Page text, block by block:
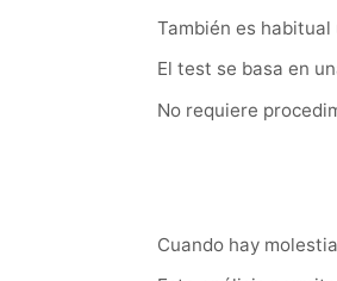
También es
El test se basa en
No requiere
Cuando hay